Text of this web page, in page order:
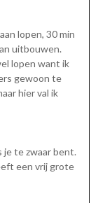
lopen, 30 min
uitbouwen.
lopen want ik
gewoon te
hier val ik
je te zwaar bent.
een vrij grote